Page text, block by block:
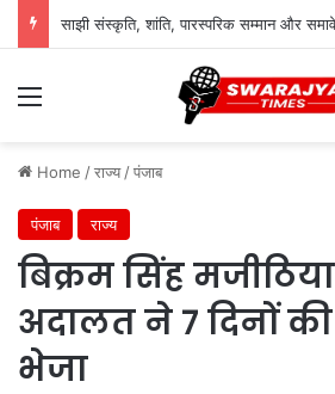
Menu
Home /राज्य /पंजाब
पंजाब राज्य
बिक्रम सिंह
अदालत ने 7 दिनों की
भेजा